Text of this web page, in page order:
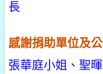
長
感謝捐助單位及
張華庭小姐、聖